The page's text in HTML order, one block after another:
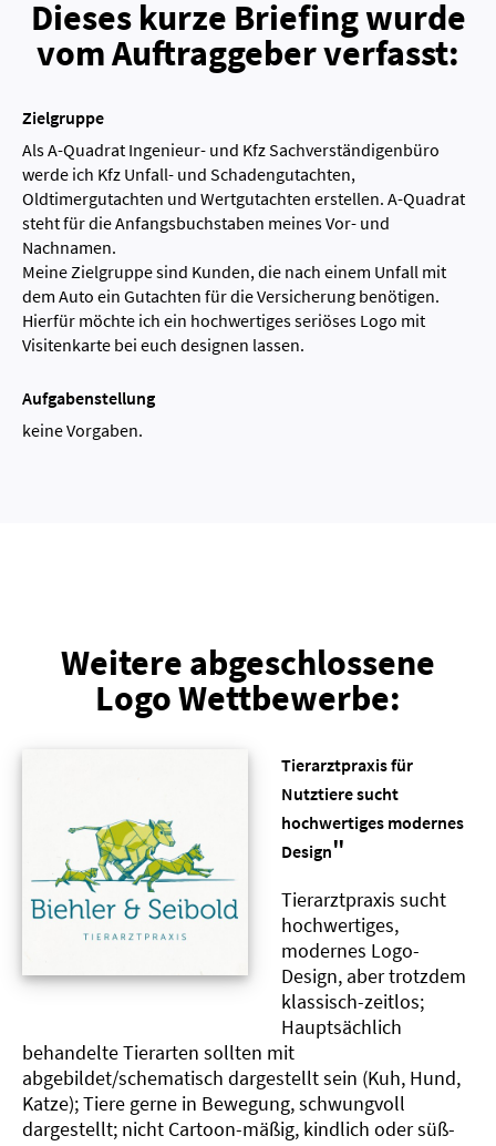
Dieses kurze Briefing wurde
vom Auftraggeber verfasst:
Zielgruppe
Als A-Quadrat Ingenieur- und Kfz Sachverständigenbüro
werde ich Kfz Unfall- und Schadengutachten,
Oldtimergutachten und Wertgutachten erstellen. A-Quadrat
steht für die Anfangsbuchstaben meines Vor- und
Nachnamen.
Meine Zielgruppe sind Kunden, die nach einem Unfall mit
dem Auto ein Gutachten für die Versicherung benötigen.
Hierfür möchte ich ein hochwertiges seriöses Logo mit
Visitenkarte bei euch designen lassen.
Aufgabenstellung
keine Vorgaben.
Weitere abgeschlossene
Logo Wettbewerbe:
Tierarztpraxis für
Nutztiere sucht
hochwertiges modernes
Design"
Tierarztpraxis sucht
hochwertiges,
modernes Logo-
Design, aber trotzdem
klassisch-zeitlos;
Hauptsächlich
behandelte Tierarten sollten mit
abgebildet/schematisch dargestellt sein (Kuh, Hund,
Katze); Tiere gerne in Bewegung, schwungvoll
dargestellt; nicht Cartoon-mäßig, kindlich oder süß-